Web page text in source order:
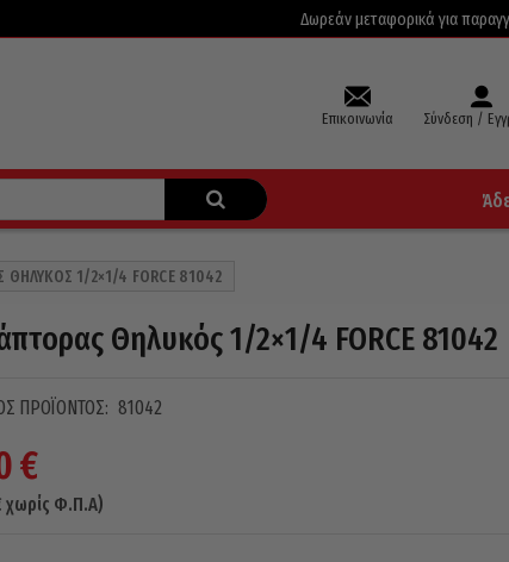
Δωρεάν μεταφορικά για
Επικοινωνία Σύνδεση /
ΘΗΛΥΚΌΣ 1/2×1/4 FORCE 81042
Θηλυκός 1/2×1/4 FORCE 81042
ΠΡΟΪΌΝΤΟΣ: 81042
€
χωρίς Φ.Π.Α)